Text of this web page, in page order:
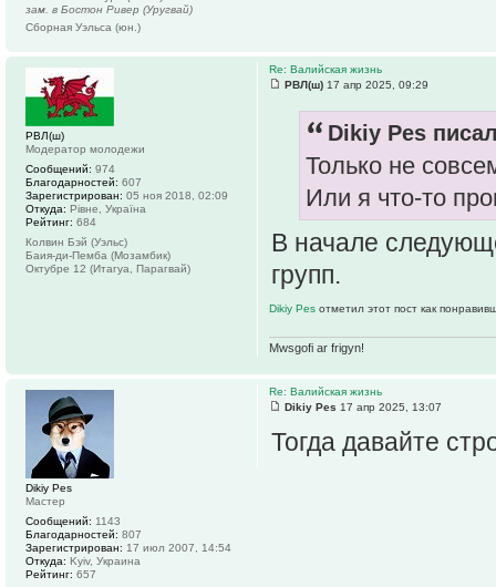
зам. в Бостон Ривер (Уругвай)
Сборная Уэльса (юн.)
Re: Валийская жизнь
РВЛ(ш) 17 апр 2025, 09:29
Dikiy Pes
Только не
Или я что-то
В начале
групп.
Dikiy Pes отметил этот пост как
Mwsgofi ar frigyn!
РВЛ(ш)
Модератор молодежи
Сообщений: 974
Благодарностей: 607
Зарегистрирован: 05 ноя 2018, 02:09
Откуда: Рiвне, Україна
Рейтинг: 684
Колвин Бэй (Уэльс)
Баия-ди-Пемба (Мозамбик)
Октубре 12 (Итагуа, Парагвай)
Re: Валийская жизнь
Dikiy Pes 17 апр 2025, 13:07
Тогда давайте
Dikiy Pes
Мастер
Сообщений: 1143
Благодарностей: 807
Зарегистрирован: 17 июл 2007, 14:54
Откуда: Kyiv, Украина
Рейтинг: 657